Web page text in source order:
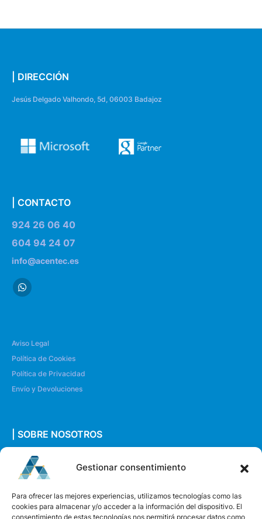
Gestionar consentimiento
Para ofrecer las mejores experiencias, utilizamos tecnologías como las
cookies para almacenar y/o acceder a la información del dispositivo. El
consentimiento de estas tecnologías nos permitirá procesar datos como
| DIRECCIÓN
Jesús Delgado Valhondo, 5d, 06003 Badajoz
| CONTACTO
924 26 06 40
604 94 24 07
info@acentec.es
Aviso Legal
Política de Cookies
Política de Privacidad
Envío y Devoluciones
| SOBRE NOSOTROS
Quiénes somos
Envíanos un mensaje